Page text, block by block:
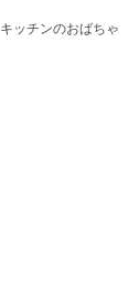
ッチンのおばちゃ